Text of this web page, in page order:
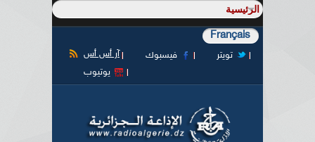
Français
آر أس أس فيسبوك
تويتر
يوتيوب